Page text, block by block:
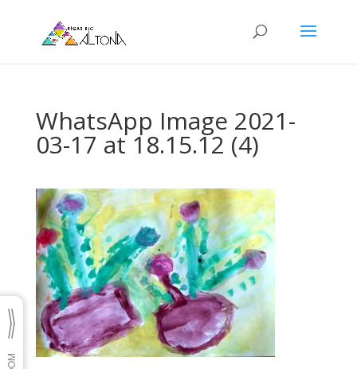
WhatsApp Image 2021-
03-17 at 18.15.12 (4)